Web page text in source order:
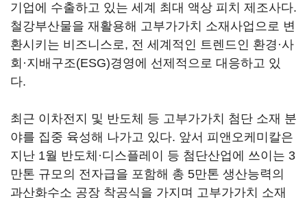
기업에 수출하고 있는 세계 최대 액상 피치 제조사다.
철강부산물을 재활용해 고부가가치 소재사업으로 변
환시키는 비즈니스로, 전 세계적인 트렌드인 환경·사
회·지배구조(ESG)경영에 선제적으로 대응하고 있
다.
최근 이차전지 및 반도체 등 고부가가치 첨단 소재 분
야를 집중 육성해 나가고 있다. 앞서 피앤오케미칼은
지난 1월 반도체·디스플레이 등 첨단산업에 쓰이는 3
만톤 규모의 전자급을 포함해 총 5만톤 생산능력의
과산화수소 공장 착공식을 가지며 고부가가치 소재